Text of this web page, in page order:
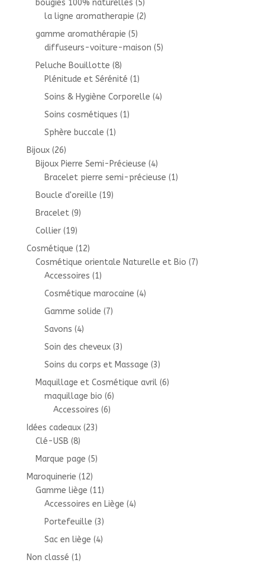
bougies 100% naturelles (5)
la ligne aromatherapie (2)
gamme aromathérapie (5)
diffuseurs-voiture-maison (5)
Peluche Bouillotte (8)
Plénitude et Sérénité (1)
Soins & Hygiène Corporelle (4)
Soins cosmétiques (1)
Sphère buccale (1)
Bijoux (26)
Bijoux Pierre Semi-Précieuse (4)
Bracelet pierre semi-précieuse (1)
Boucle d'oreille (19)
Bracelet (9)
Collier (19)
Cosmétique (12)
Cosmétique orientale Naturelle et Bio (7)
Accessoires (1)
Cosmétique marocaine (4)
Gamme solide (7)
Savons (4)
Soin des cheveux (3)
Soins du corps et Massage (3)
Maquillage et Cosmétique avril (6)
maquillage bio (6)
Accessoires (6)
Idées cadeaux (23)
Clé-USB (8)
Marque page (5)
Maroquinerie (12)
Gamme liège (11)
Accessoires en Liège (4)
Portefeuille (3)
Sac en liège (4)
Non classé (1)